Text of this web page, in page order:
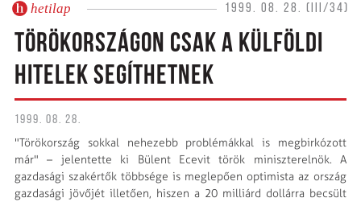
hetilap 1999. 08. 28. (III/34)
TÖRÖKORSZÁGON CSAK A KÜLFÖLDI
HITELEK SEGÍTHETNEK
1999. 08. 28.
"Törökország sokkal nehezebb problémákkal is megbirkózott
már" – jelentette ki Bülent Ecevit török miniszterelnök. A
gazdasági szakértők többsége is meglepően optimista az ország
gazdasági jövőjét illetően, hiszen a 20 milliárd dollárra becsült